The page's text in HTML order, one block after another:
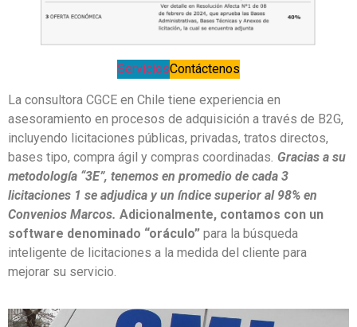
ServiciosContáctenos
La consultora CGCE en Chile tiene experiencia en
asesoramiento en procesos de adquisición a través de B2G,
incluyendo licitaciones públicas, privadas, tratos directos,
bases tipo, compra ágil y compras coordinadas Gracias a su
metodología “3E”, tenemos en promedio de cada 3
licitaciones 1 se adjudica y un índice superior al 98% en
Convenios Marcos. Adicionalmente, contamos con un
software denominado “oráculo” para la búsqueda
inteligente de licitaciones a la medida del cliente para
mejorar su servicio.